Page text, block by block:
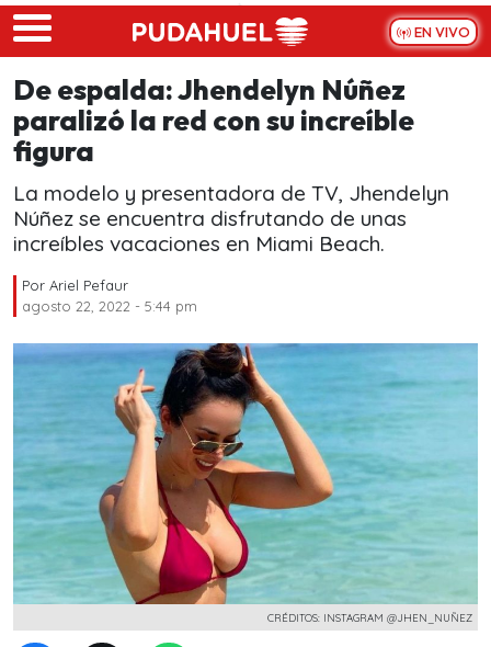
Skip to main content
EN VIVO
De espalda: Jhendelyn Núñez
paralizó la red con su increíble
figura
La modelo y presentadora de TV, Jhendelyn
Núñez se encuentra disfrutando de unas
increíbles vacaciones en Miami Beach.
Por Ariel Pefaur
agosto 22, 2022 - 5:44 pm
CRÉDITOS: INSTAGRAM @JHEN_NUÑEZ